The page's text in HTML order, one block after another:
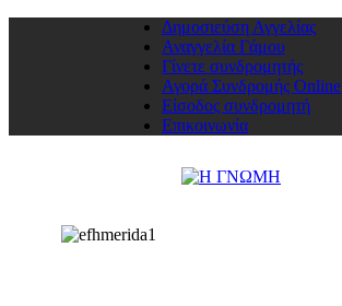
Δημοσιεύση Αγγελίας
Αναγγελία Γάμου
Γίνετε συνδρομητής
Αγορά Συνδρομής Online
Είσοδος συνδρομητή
Επικοινωνία